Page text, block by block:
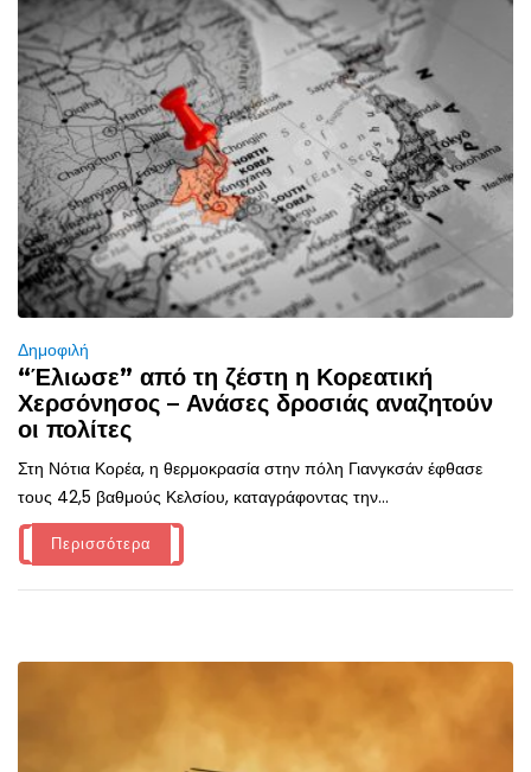
Δημοφιλή
“Έλιωσε” από τη ζέστη η Κορεατική
Χερσόνησος – Ανάσες δροσιάς αναζητούν
οι πολίτες
Στη Νότια Κορέα, η θερμοκρασία στην πόλη Γιανγκσάν έφθασε
τους 42,5 βαθμούς Κελσίου, καταγράφοντας την...
Περισσότερα